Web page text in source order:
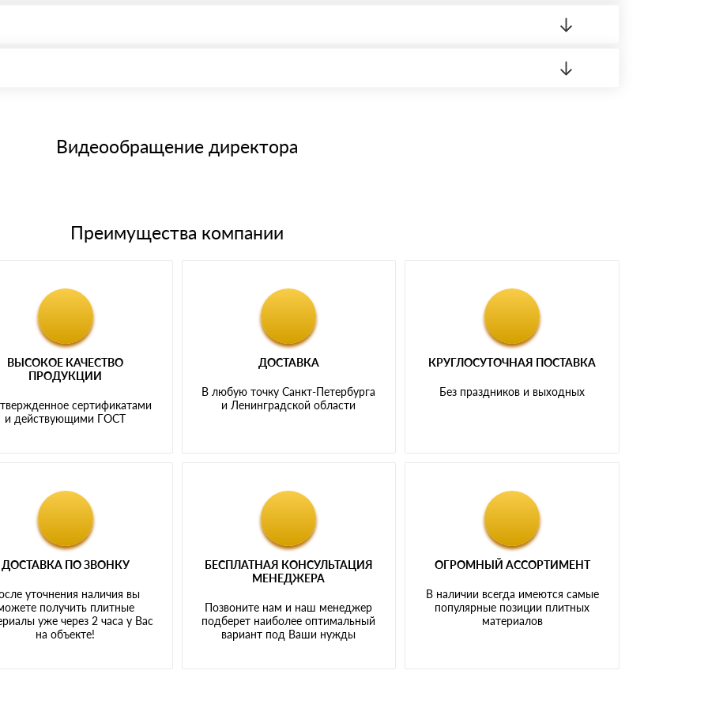
через системы электронных платежей.
банковским картам
материала после проверки качества и количества заказанного материала.
Видеообращение директора
Преимущества компании
ВЫСОКОЕ КАЧЕСТВО
ПРОДУКЦИИ
сертификатами
и действующими ГОСТ
ДОСТАВКА
В любую точку Санкт-Петербурга
и Ленинградской области
КРУГЛОСУТОЧНАЯ ПОСТАВКА
Без праздников и выходных
ДОСТАВКА ПО ЗВОНКУ
уточнения наличия вы
получить плитные
уже через 2 часа у Вас
на объекте!
БЕСПЛАТНАЯ КОНСУЛЬТАЦИЯ
МЕНЕДЖЕРА
Позвоните нам и наш менеджер
подберет наиболее оптимальный
вариант под Ваши нужды
ОГРОМНЫЙ АССОРТИМЕНТ
В наличии всегда имеются самые
популярные позиции плитных
материалов